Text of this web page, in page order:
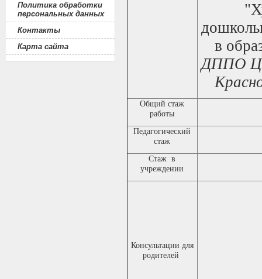
Политика обработки
персональных данных
Контакты
Карта сайта
в
ДППО
Общий стаж
работы
Педагогический
стаж
Стаж в
учреждении
Консультации для
родителей